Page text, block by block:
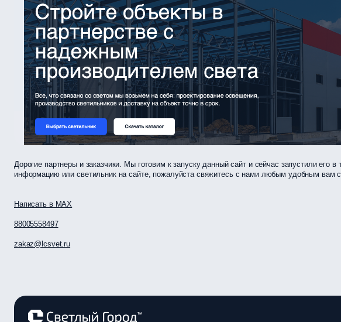
Дорогие партнеры и заказчики. Мы готовим к запуску данный сайт и сейчас запустили
информацию или светильник на сайте, пожалуйста свяжитесь с нами любым удобным вам
Написать в МАХ
88005558497
zakaz@lcsvet.ru